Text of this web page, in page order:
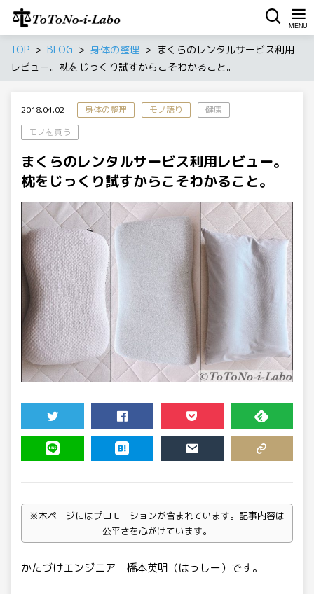
TOP BLOG 身体の整理
まくらのレンタルサービス利用
レビュー。枕をじっくり試すからこそわかること。
2018.04.02 身体の整理 モノ語り
健康
モノを買う
まくらのレンタルサービス利用レビュー。
枕をじっくり試すからこそわかること。
TWEET SHARE POCKET FEEDLY
※本ページにはプロモーションが含まれています。記事内容は
公平さを心がけています。
かたづけエンジニア 橋本英明（はっしー）です。